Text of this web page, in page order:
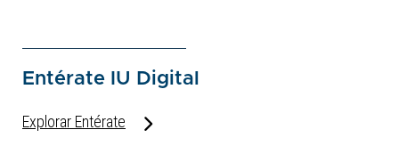
Entérate IU Digital
Explorar Entérate